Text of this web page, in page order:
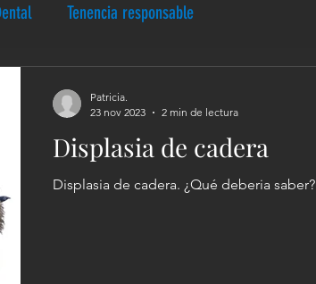
Tenencia responsable
Displasia de cadera
Displasia de cadera. ¿Qué deberia saber?
Patricia.
23 nov 2023
2 min de lectura